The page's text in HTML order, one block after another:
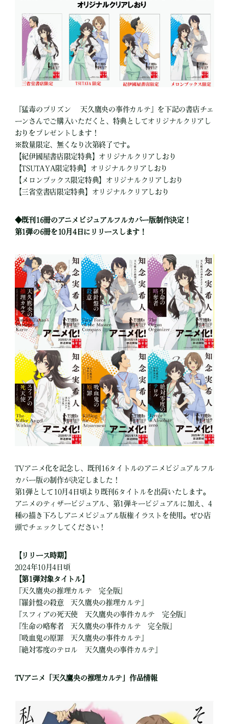
『猛毒のプリズン 天久鷹央の事件カルテ』を下記の書店チェ
ーンさんでご購入いただくと、特典としてオリジナルクリアし
おりをプレゼントします！
※数量限定、無くなり次第終了です。
【紀伊國屋書店限定特典】オリジナルクリアしおり
【TSUTAYA限定特典】オリジナルクリアしおり
【メロンブックス限定特典】オリジナルクリアしおり
【三省堂書店限定特典】オリジナルクリアしおり
◆既刊16冊のアニメビジュアルフルカバー版制作決定！
第1弾の6冊を10月4日にリリースします！
TVアニメ化を記念し、既刊16タイトルのアニメビジュアルフル
カバー版の制作が決定しました！
第1弾として10月4日頃より既刊6タイトルを出荷いたします。
アニメのティザービジュアル、第1弾キービジュアルに加え、4
種の描き下ろしアニメビジュアル版権イラストを使用。ぜひ店
頭でチェックしてください！
【リリース時期】
2024年10月4日頃
【第1弾対象タイトル】
『天久鷹央の推理カルテ 完全版』
『羅針盤の殺意 天久鷹央の推理カルテ』
『スフィアの死天使 天久鷹央の事件カルテ 完全版』
『生命の略奪者 天久鷹央の事件カルテ 完全版』
『吸血鬼の原罪 天久鷹央の事件カルテ』
『絶対零度のテロル 天久鷹央の事件カルテ』
TVアニメ「天久鷹央の推理カルテ」作品情報